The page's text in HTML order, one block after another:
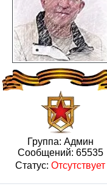
Группа: Админ
Сообщений: 65535
Статус: Отсутствует